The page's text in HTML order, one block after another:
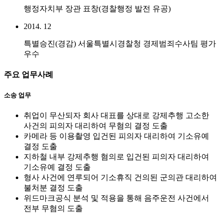
행정자치부 장관 표창(경찰행정 발전 유공)
2014. 12
특별승진(경감) 서울특별시경찰청 경제범죄수사팀 평가
우수
주요 업무사례
소송 업무
취업이 무산되자 회사 대표를 상대로 강제추행 고소한
사건의 피의자 대리하여 무혐의 결정 도출
카메라 등 이용촬영 입건된 피의자 대리하여 기소유예
결정 도출
지하철 내부 강제추행 혐의로 입건된 피의자 대리하여
기소유예 결정 도출
형사 사건에 연루되어 기소휴직 건의된 군의관 대리하여
불처분 결정 도출
위드마크공식 분석 및 적용을 통해 음주운전 사건에서
전부 무혐의 도출